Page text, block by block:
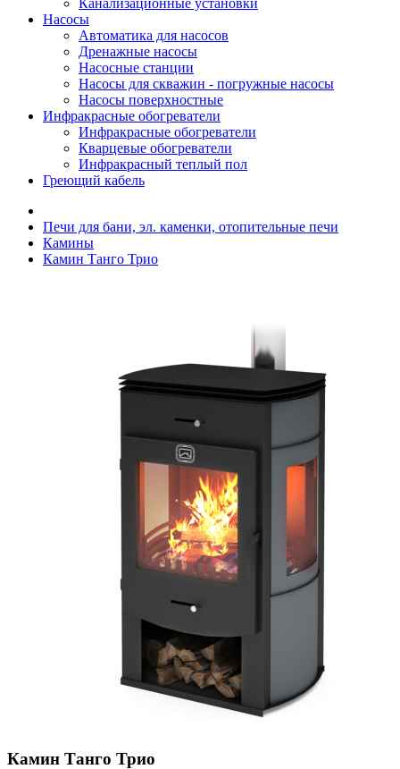
Канализационные установки
Насосы
Автоматика для насосов
Дренажные насосы
Насосные станции
Насосы для скважин - погружные насосы
Насосы поверхностные
Инфракрасные обогреватели
Инфракрасные обогреватели
Кварцевые обогреватели
Инфракрасный теплый пол
Греющий кабель
Печи для бани, эл. каменки, отопительные печи
Камины
Камин Танго Трио
Камин Танго Трио